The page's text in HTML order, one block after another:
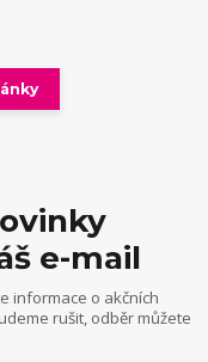
e-mail
informace o akčních
rušit, odběr můžete